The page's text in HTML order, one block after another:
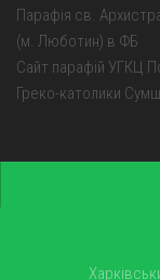
Парафія св.
(м. Люботин) в ФБ
Сайт парафій УГКЦ
Греко-католики
Про екзархат